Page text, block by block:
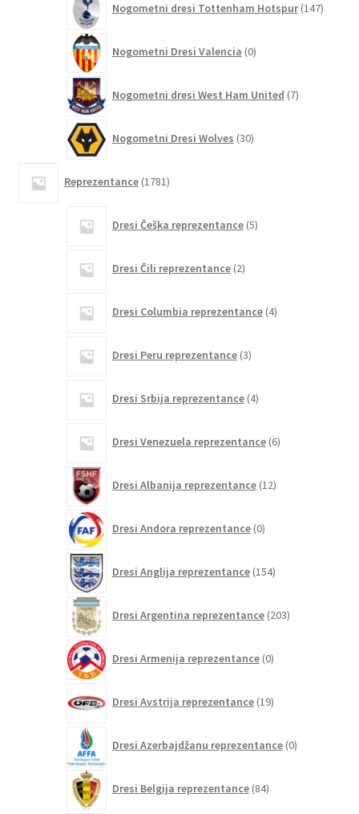
Nogometni dresi Tottenham Hotspur 147
Nogometni Dresi Valencia 0izdelkov
Nogometni dresi West Ham United 7izdelkov
Nogometni Dresi Wolves 30izdelkov
Reprezentance 1781izdelkov
Dresi Češka reprezentance 5izdelkov
Dresi Čili reprezentance 2izdelka
Dresi Columbia reprezentance 4izdelki
Dresi Peru reprezentance 3izdelki
Dresi Srbija reprezentance 4izdelki
Dresi Venezuela reprezentance 6izdelkov
Dresi Albanija reprezentance 12izdelkov
Dresi Andora reprezentance 0izdelkov
Dresi Anglija reprezentance 154izdelkov
Dresi Argentina reprezentance 203izdelki
Dresi Armenija reprezentance 0izdelkov
Dresi Avstrija reprezentance 19izdelkov
Dresi Azerbajdžanu reprezentance 0izdelkov
Dresi Belgija reprezentance 84izdelkov